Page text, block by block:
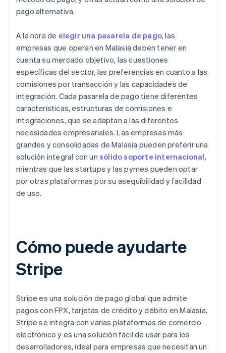
pago alternativa.
A la hora de elegir una pasarela de pago, las
empresas que operan en Malasia deben tener en
cuenta su mercado objetivo, las cuestiones
específicas del sector, las preferencias en cuanto a las
comisiones por transacción y las capacidades de
integración. Cada pasarela de pago tiene diferentes
características, estructuras de comisiones e
integraciones, que se adaptan a las diferentes
necesidades empresariales. Las empresas más
grandes y consolidadas de Malasia pueden preferir una
solución integral con un sólido soporte internacional,
mientras que las startups y las pymes pueden optar
por otras plataformas por su asequibilidad y facilidad
de uso.
Cómo puede ayudarte
Stripe
Stripe es una solución de pago global que admite
pagos con FPX, tarjetas de crédito y débito en Malasia.
Stripe se integra con varias plataformas de comercio
electrónico y es una solución fácil de usar para los
desarrolladores, ideal para empresas que necesitan un